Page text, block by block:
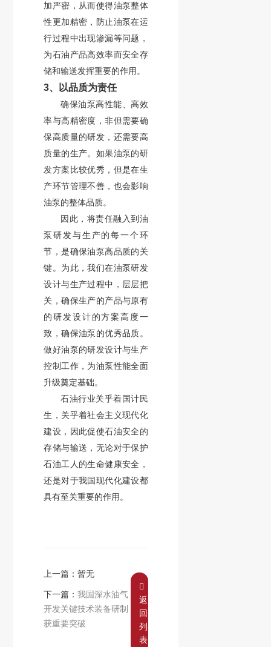
加严密，从而使得油泵整体
性更加精密，防止油泵在运
行过程中出现渗漏等问题，
为石油产品高效率而安全存
储和输送发挥重要的作用。
3、以品质为责任
确保油泵高性能、高效
率与高精密度，非但需要确
保高质量的研发，还需要高
质量的生产。如果油泵的研
发方案比较优秀，但是在生
产环节管理不善，也会影响
油泵的整体品质。
因此，将责任融入到油
泵研发与生产的每一个环
节，是确保油泵高品质的关
键。为此，我们在油泵研发
设计与生产过程中，层层把
关，确保生产的产品与原有
的研发设计的方案高度一
致，确保油泵的优秀品质。
做好油泵的研发设计与生产
控制工作，为油泵性能全面
升级奠定基础。
石油行业关乎着国计民
生，关乎着社会主义现代化
建设，因此促使石油安全的
存储与输送，无论对于保护
石油工人的生命健康安全，
还是对于我国现代化建设都
具有至关重要的作用。
上一篇：暂无
下一篇：我国深水油气
开发关键技术装备研制
获重要突破
返
回
列
表